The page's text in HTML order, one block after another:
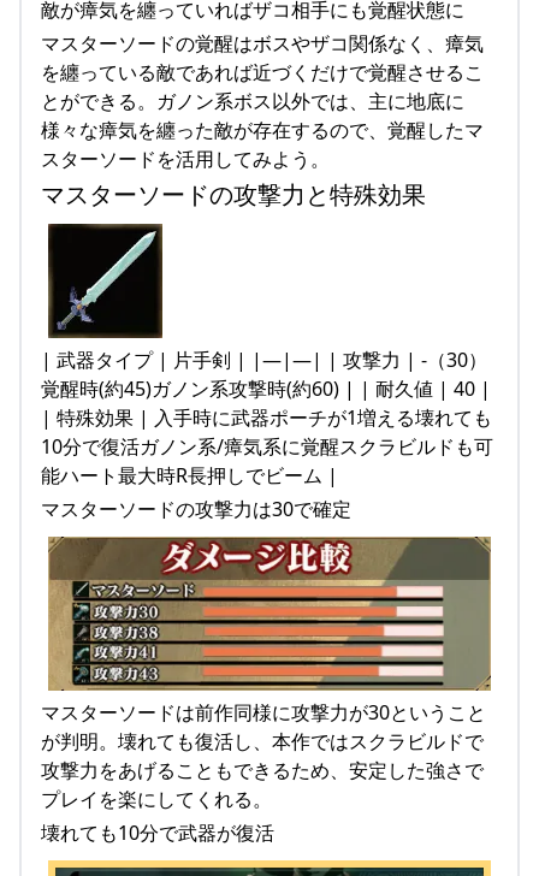
敵が瘴気を纏っていればザコ相手にも覚醒状態に
マスターソードの覚醒はボスやザコ関係なく、瘴気
を纏っている敵であれば近づくだけで覚醒させるこ
とができる。ガノン系ボス以外では、主に地底に
様々な瘴気を纏った敵が存在するので、覚醒したマ
スターソードを活用してみよう。
マスターソードの攻撃力と特殊効果
| 武器タイプ | 片手剣 | |—|—| | 攻撃力 | -（30）
覚醒時(約45)ガノン系攻撃時(約60) | | 耐久値 | 40 |
| 特殊効果 | 入手時に武器ポーチが1増える壊れても
10分で復活ガノン系/瘴気系に覚醒スクラビルドも可
能ハート最大時R長押しでビーム |
マスターソードの攻撃力は30で確定
マスターソードは前作同様に攻撃力が30ということ
が判明。壊れても復活し、本作ではスクラビルドで
攻撃力をあげることもできるため、安定した強さで
プレイを楽にしてくれる。
壊れても10分で武器が復活